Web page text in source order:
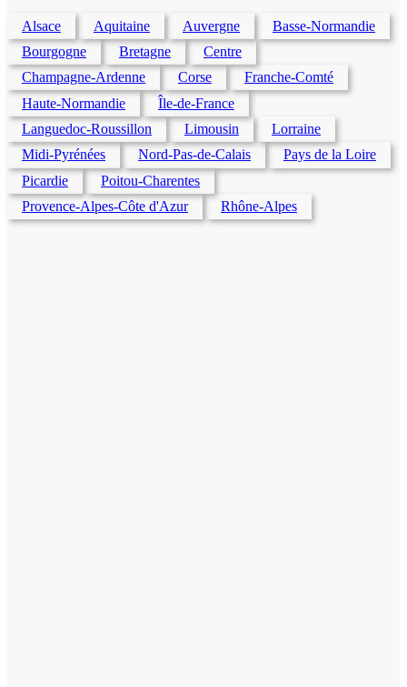
Alsace Aquitaine Auvergne
Basse-Normandie
Bourgogne
Bretagne
Centre
Champagne-Ardenne
Corse
Franche-Comté
Haute-Normandie
Île-de-France
Languedoc-Roussillon
Limousin
Lorraine
Midi-Pyrénées
Nord-Pas-de-Calais
Pays de la Loire
Picardie
Poitou-Charentes
Provence-Alpes-Côte d'Azur
Rhône-Alpes